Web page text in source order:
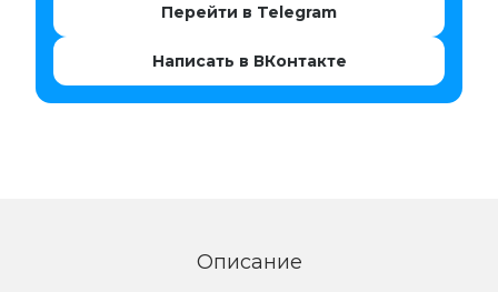
Перейти в Telegram
Написать в ВКонтакте
Описание